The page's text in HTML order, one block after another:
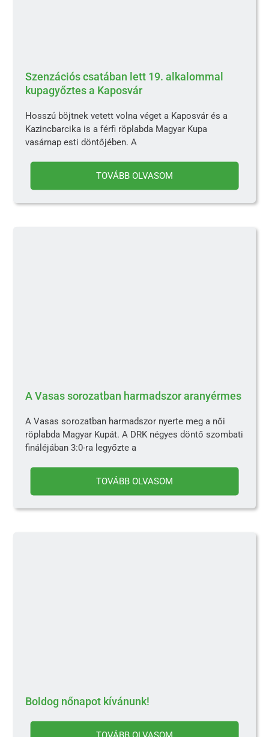
Szenzációs csatában lett 19. alkalommal
kupagyőztes a Kaposvár
Hosszú böjtnek vetett volna véget a Kaposvár és a
Kazincbarcika is a férfi röplabda Magyar Kupa
vasárnap esti döntőjében. A
TOVÁBB OLVASOM
A Vasas sorozatban harmadszor aranyérmes
A Vasas sorozatban harmadszor nyerte meg a női
röplabda Magyar Kupát. A DRK négyes döntő szombati
fináléjában 3:0-ra legyőzte a
TOVÁBB OLVASOM
Boldog nőnapot kívánunk!